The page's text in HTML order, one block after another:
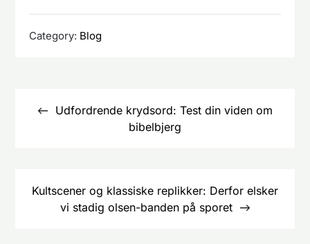
Category: Blog
Udfordrende krydsord: Test din viden om
bibelbjerg
Kultscener og klassiske replikker: Derfor elsker
vi stadig olsen-banden på sporet